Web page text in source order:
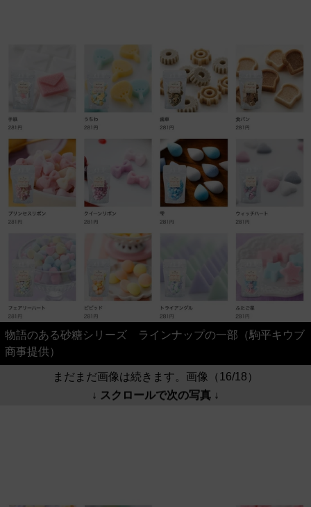
物語のある砂糖シリーズ ラインナップの一部（駒平キウブ
商事提供）
まだまだ画像は続きます。画像（16/18）
↓ スクロールで次の写真 ↓